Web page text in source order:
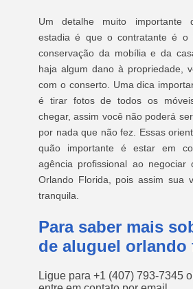
Um detalhe muito importante
estadia é que o contratante é o
conservação da mobília e da
haja algum dano à propriedade,
com o conserto. Uma dica
é tirar fotos de todos os
chegar, assim você não poderá
por nada que não fez. Essas
quão importante é estar em
agência profissional ao negociar
Orlando Florida, pois assim sua
tranquila.
Para saber mais
de aluguel orlando
Ligue para +1 (407) 793-7345